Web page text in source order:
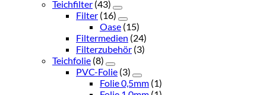
Teichfilter (43)
Filter (16)
Oase (15)
Filtermedien (24)
Filterzubehör (3)
Teichfolie (8)
PVC-Folie (3)
Folie 0,5mm (1)